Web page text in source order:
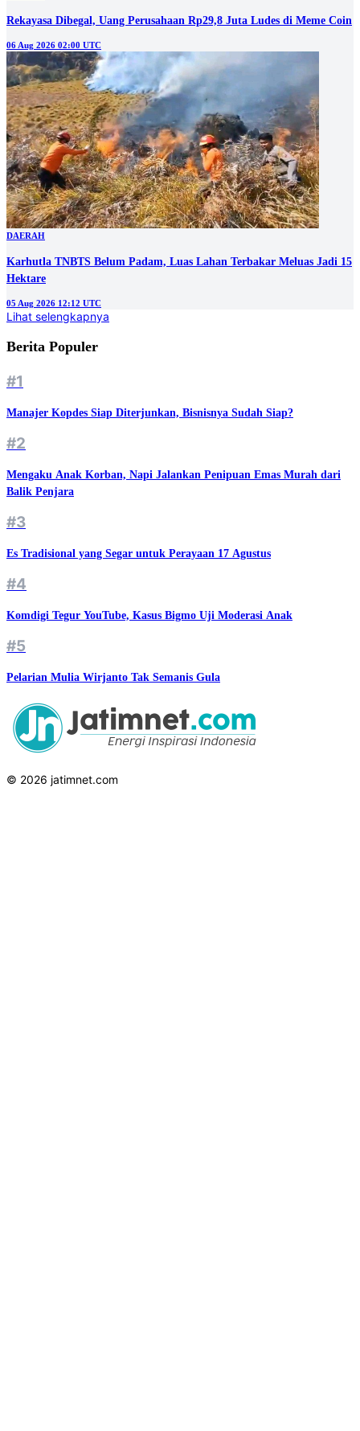
Rekayasa Dibegal, Uang Perusahaan Rp29,8 Juta Ludes di Meme Coin
06 Aug 2026 02:00 UTC
DAERAH
Karhutla TNBTS Belum Padam, Luas Lahan Terbakar Meluas Jadi 15
Hektare
05 Aug 2026 12:12 UTC
Lihat selengkapnya
Berita Populer
#1
Manajer Kopdes Siap Diterjunkan, Bisnisnya Sudah Siap?
#2
Mengaku Anak Korban, Napi Jalankan Penipuan Emas Murah dari
Balik Penjara
#3
Es Tradisional yang Segar untuk Perayaan 17 Agustus
#4
Komdigi Tegur YouTube, Kasus Bigmo Uji Moderasi Anak
#5
Pelarian Mulia Wirjanto Tak Semanis Gula
© 2026 jatimnet.com